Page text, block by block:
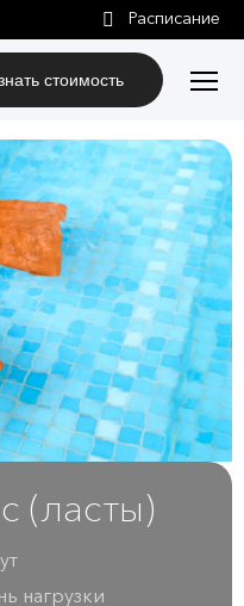
стоимость
(ласты)
нагрузки